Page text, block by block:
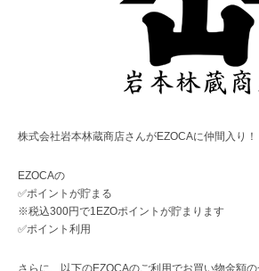
株式会社岩本林蔵商店さんがEZOCAに仲間入り！
EZOCAの
✅ポイントが貯まる
※税込300円で1EZOポイントが貯まります
✅ポイント利用
さらに、以下のEZOCAのご利用でお買い物金額